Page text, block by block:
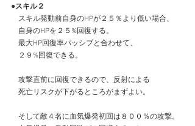
●スキル２
スキル発動前自身のHPが２５％より低い場合、
自身のHPを２５%回復する。
最大HP回復率パッシブと合わせて、
２９%回復できる。
攻撃直前に回復できるので、反射による
死亡リスクが下がるところがまずよい。
そして敵４名に血気爆発初回は８００％の攻撃。